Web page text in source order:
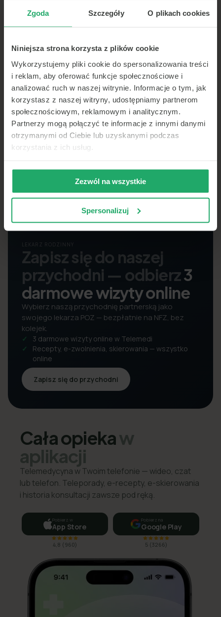
Zgoda Szczegóły O plikach cookies
Niniejsza strona korzysta z plików cookie
Wykorzystujemy pliki cookie do spersonalizowania treści
i reklam, aby oferować funkcje społecznościowe i
analizować ruch w naszej witrynie. Informacje o tym, jak
korzystasz z naszej witryny, udostępniamy partnerom
społecznościowym, reklamowym i analitycznym.
Partnerzy mogą połączyć te informacje z innymi danymi
otrzymanymi od Ciebie lub uzyskanymi podczas
korzystania z ich usług.
Zezwól na wszystkie
Spersonalizuj
Lekarz pierwszego kontaktu w 15
minut — wideo, telefon lub czat.
Nowa recepta lub
leków bez wizyty osobiście.
LEKARZ RODZINNY
Zapisz się do naszej
przychodni — odbierz3
darmowe wizyty online
Wybierz naszą przychodnię partnerską jako
swojego lekarza POZ — bezpłatnie na NFZ, bez
kolejek.
3 darmowe wizyty online w Telemedi
Recepty, e-zwolnienia, skierowania — wszystko
online
Zapisz się do przychodni
Cała opiekaw
aplikacji
Telemedycyna w Twoim telefonie — wideo, czat
lub telefon. Teleporady, e-recepty, e-skierowania
i historia konsultacji zawsze pod ręką.
Pobierz w
App Store
4,8 ( 960)
Pobierz na
Google Play
5 (3266)